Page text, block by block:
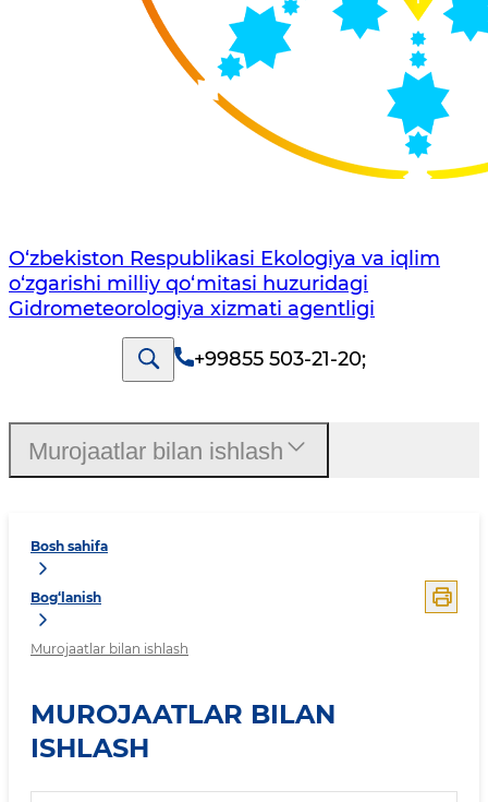
O‘zbekiston Respublikasi Ekologiya va iqlim
o‘zgarishi milliy qo‘mitasi huzuridagi
Gidrometeorologiya xizmati agentligi
+99855 503-21-20;
Bosh sahifa
Bog‘lanish
Murojaatlar bilan ishlash
MUROJAATLAR BILAN
ISHLASH
Murojaatlar bilan ishlash